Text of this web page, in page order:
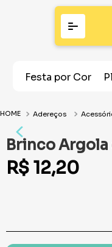
Festa por Cor
Adereços
Brinco
R$ 12,20